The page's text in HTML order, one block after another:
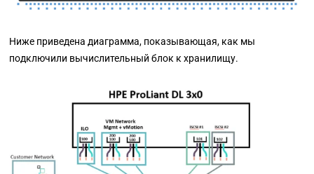
Ниже приведена диаграмма, показывающая, как мы
подключили вычислительный блок к хранилищу.